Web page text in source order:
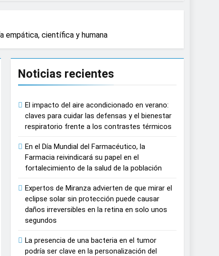
daños irreversibles en la retina en
proyecciones de películas de los
lactante
playas y otros espacios al aire
estratégica y modernización
muscular del deportista
empática, científica y humana
Noticias recientes
El impacto del aire acondicionado en verano:
claves para cuidar las defensas y el bienestar
respiratorio frente a los contrastes térmicos
En el Día Mundial del Farmacéutico, la
Farmacia reivindicará su papel en el
fortalecimiento de la salud de la población
Expertos de Miranza advierten de que mirar el
eclipse solar sin protección puede causar
daños irreversibles en la retina en solo unos
segundos
La presencia de una bacteria en el tumor
podría ser clave en la personalización del